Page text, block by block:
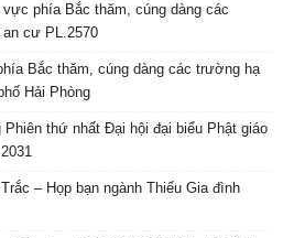
phía Bắc thăm, cúng dàng các
cư PL.2570
Bắc thăm, cúng dàng các trường hạ
Hải Phòng
Phiên thứ nhất Đại hội đại biểu Phật giáo
– Họp bạn ngành Thiếu Gia đình